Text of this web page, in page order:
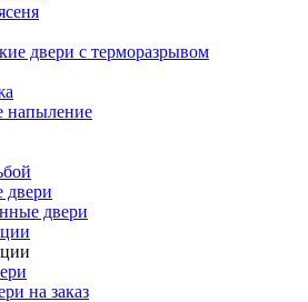
двери с терморазрывом
напыление
двери
двери
на заказ